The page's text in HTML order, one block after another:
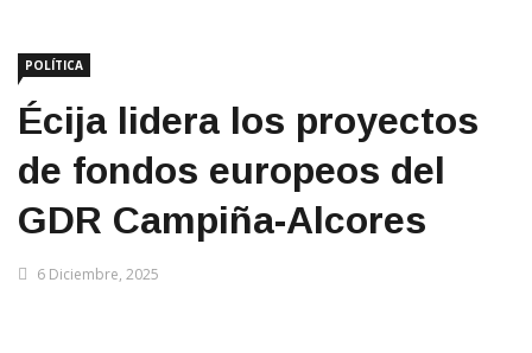
POLÍTICA
Écija lidera los proyectos
de fondos europeos del
GDR Campiña-Alcores
6 Diciembre, 2025